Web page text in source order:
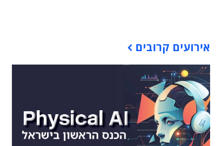
אירועים קרובים